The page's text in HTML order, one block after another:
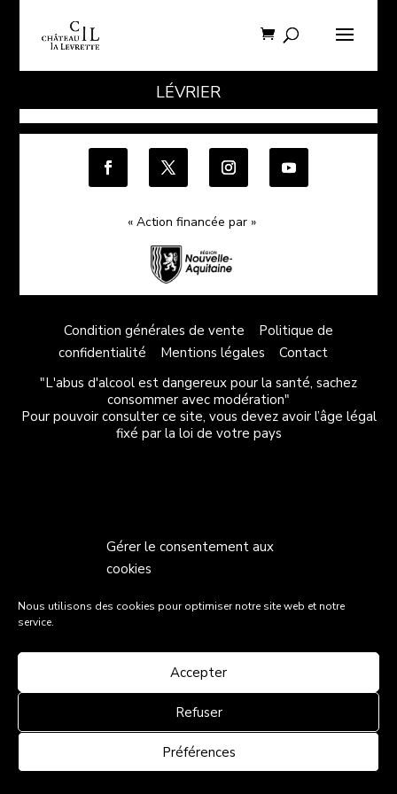
Gérer le consentement aux
cookies
Nous utilisons des cookies pour optimiser notre site web et notre
service.
Accepter
Refuser
Préférences
LÉVRIER
« Action financée par »
Condition générales de vente
Politique de
confidentialité
Mentions légales
Contact
"L'abus d'alcool est dangereux pour la santé, sachez
consommer avec modération"
Pour pouvoir consulter ce site, vous devez avoir l’âge légal
fixé par la loi de votre pays